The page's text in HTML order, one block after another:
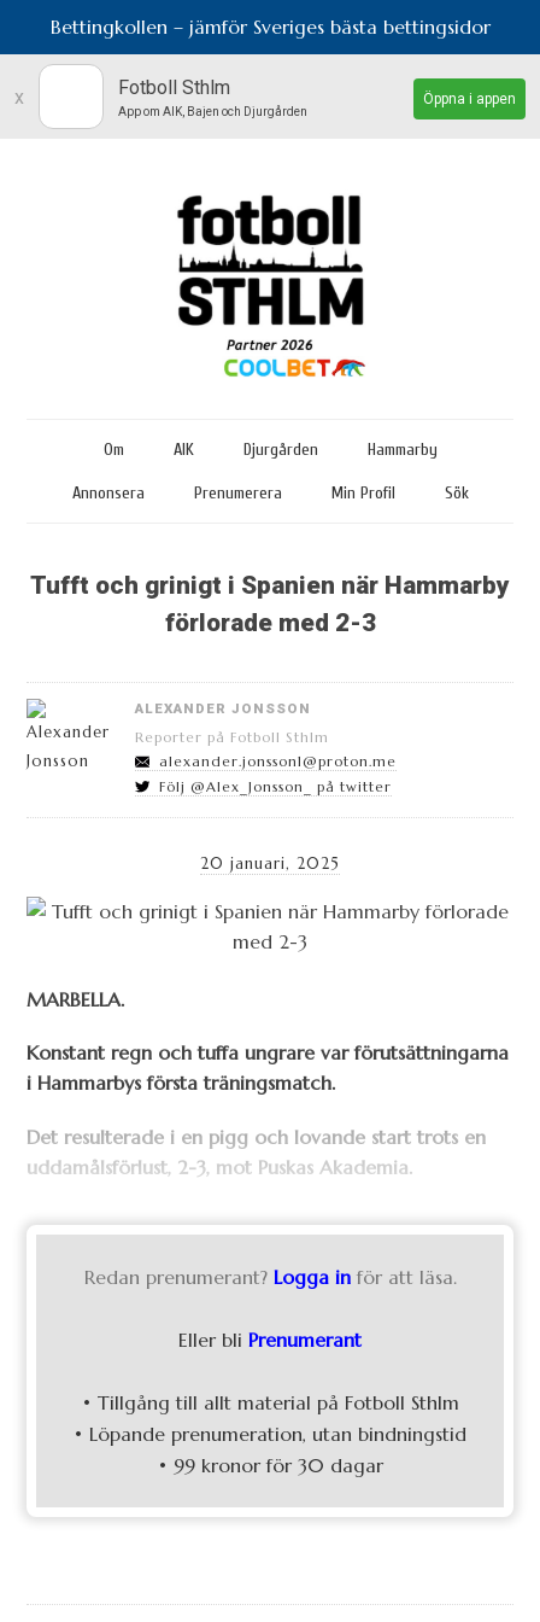
Bettingkollen – jämför Sveriges bästa bettingsidor
x Fotboll Sthlm
App om AIK, Bajen och Djurgården
Öppna i appen
Om AIK Djurgården Hammarby
Annonsera Prenumerera Min Profil Sök
Tufft och grinigt i Spanien när Hammarby
förlorade med 2-3
ALEXANDER JONSSON
Reporter på Fotboll Sthlm
alexander.jonsson1@proton.me
Följ @Alex_Jonsson_ på twitter
20 januari, 2025
MARBELLA.
Konstant regn och tuffa ungrare var förutsättningarna
i Hammarbys första träningsmatch.
Det resulterade i en pigg och lovande start trots en
uddamålsförlust, 2-3, mot Puskas Akademia.
Redan prenumerant? Logga in för att läsa.
Eller bli Prenumerant
• Tillgång till allt material på Fotboll Sthlm
• Löpande prenumeration, utan bindningstid
• 99 kronor för 30 dagar